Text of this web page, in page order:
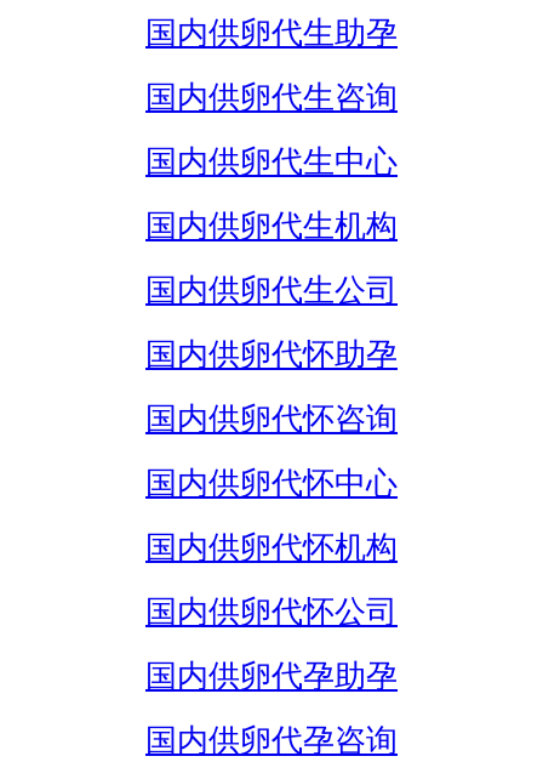
国内供卵代生助孕
国内供卵代生咨询
国内供卵代生中心
国内供卵代生机构
国内供卵代生公司
国内供卵代怀助孕
国内供卵代怀咨询
国内供卵代怀中心
国内供卵代怀机构
国内供卵代怀公司
国内供卵代孕助孕
国内供卵代孕咨询